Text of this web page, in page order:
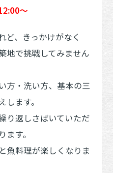
～
ど、きっかけがなく
で挑戦してみません
方・洗い方、基本の三
ます。
り返しさばいていただ
す。
魚料理が楽しくなりま